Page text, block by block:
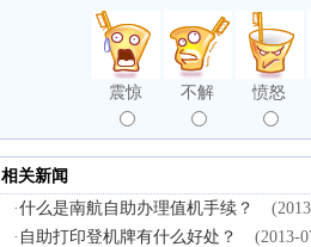
震惊 不解 愤怒
相关新闻
·什么是南航自助办理值机手续？
· 自助打印登机牌有什么好处？
(2013-